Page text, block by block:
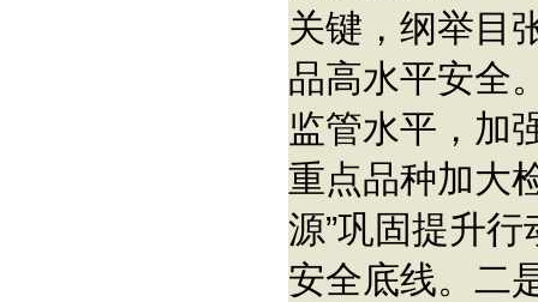
关键，纲举目
品高水平安全
监管水平，加
重点品种加大
源”巩固提升
安全底线。二